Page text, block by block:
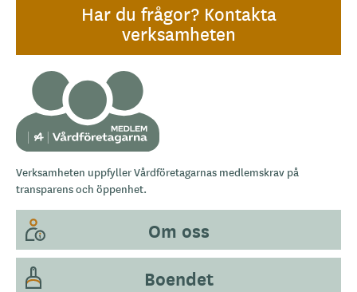
Har du frågor? Kontakta
verksamheten
Verksamheten uppfyller Vårdföretagarnas medlemskrav på
transparens och öppenhet.
Om oss
Boendet